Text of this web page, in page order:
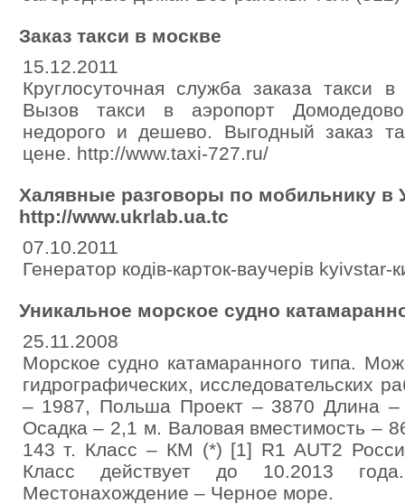
Заказ такси в москве
15.12.2011
Круглосуточная служба заказа такси
Вызов такси в аэропорт
недорого и дешево. Выгодный заказ
цене. http://www.taxi-727.ru/
Халявные разговоры по мобильнику в
http://www.ukrlab.ua.tc
07.10.2011
Генератор кодів-карток-ваучерів kyivstar-
Уникальное морское судно
25.11.2008
Морское судно катамаранного типа.
гидрографических, исследовательских
– 1987, Польша Проект – 3870 Длина
Осадка – 2,1 м. Валовая вместимость –
143 т. Класс – КМ (*) [1] R1 AUT2
Класс действует до 10.2013
Местонахождение – Черное море.